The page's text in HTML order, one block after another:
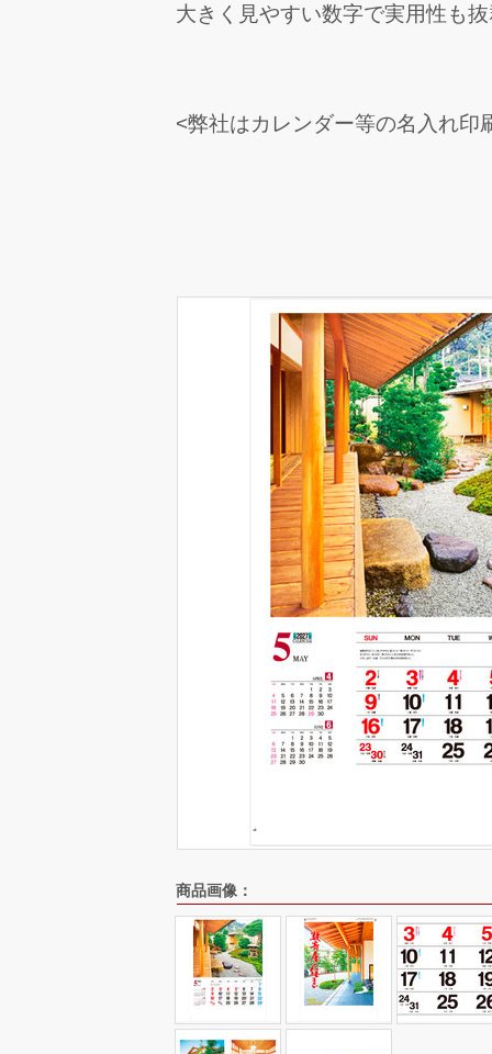
大きく見やすい数字で実用性も
<弊社はカレンダー等の名入れ印
商品画像：